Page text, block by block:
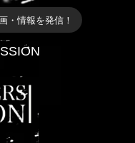
・情報を発信！